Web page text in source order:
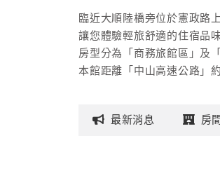
臨近大順陸橋旁位於憲政路
讓您體驗輕旅舒適的住宿品味
房型分為「商務旅館區」及
本館距離「中山高速公路」
距離「工藝科學博物館」約
距離『美術館」自然生態藝
距離高雄最熱鬧的購物商圈
最新消息 房間